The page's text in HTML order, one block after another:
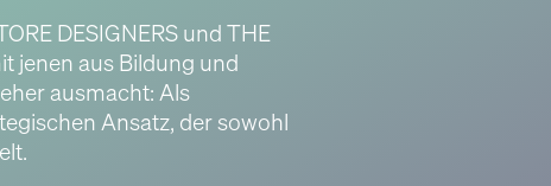
DESIGNERS und THE
jenen aus Bildung und
ausmacht: Als
Ansatz, der sowohl